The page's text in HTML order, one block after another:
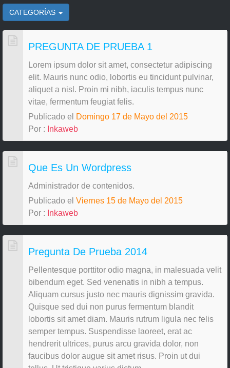
CATEGORÍAS
PREGUNTA DE PRUEBA 1
Lorem ipsum dolor sit amet, consectetur adipiscing
elit. Mauris nunc odio, lobortis eu tincidunt pulvinar,
aliquet a nisl. Proin mi nibh, iaculis tempus nunc
vitae, fermentum feugiat felis.
Publicado el
Domingo 17 de Mayo del 2015
Por : Inkaweb
Que Es Un Wordpress
Administrador de contenidos.
Publicado el Viernes 15 de Mayo del 2015
Por : Inkaweb
Pregunta De Prueba 2014
Pellentesque porttitor odio magna, in malesuada velit
bibendum eget. Sed venenatis in nibh a tempus.
Aliquam cursus justo nec mauris dignissim gravida.
Quisque sed dui non purus fermentum blandit
lobortis sit amet diam. Mauris rutrum ligula nec felis
semper tempus. Suspendisse laoreet, erat ac
hendrerit ultrices, purus arcu gravida dolor, non
faucibus dolor augue sit amet risus. Proin ut dui